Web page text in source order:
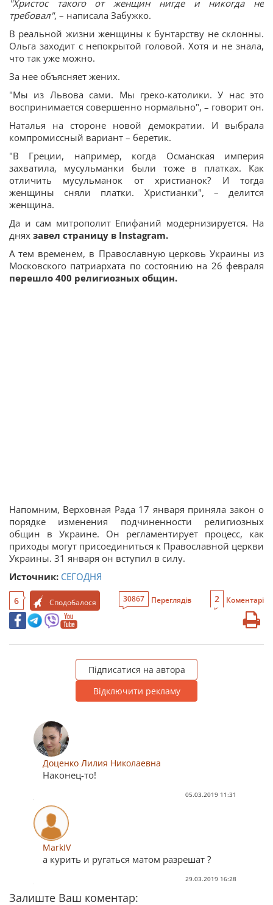
"Христос такого от женщин нигде и никогда не
требовал", – написала Забужко.
В реальной жизни женщины к бунтарству не склонны.
Ольга заходит с непокрытой головой. Хотя и не знала,
что так уже можно.
За нее объясняет жених.
"Мы из Львова сами. Мы греко-католики. У нас это
воспринимается совершенно нормально", – говорит он.
Наталья на стороне новой демократии. И выбрала
компромиссный вариант – беретик.
"В Греции, например, когда Османская империя
захватила, мусульманки были тоже в платках. Как
отличить мусульманок от христианок? И тогда
женщины сняли платки. Христианки", – делится
женщина.
Да и сам митрополит Епифаний модернизируется. На
днях завел страницу в Instagram.
А тем временем, в Православную церковь Украины из
Московского патриархата по состоянию на 26 февраля
перешло 400 религиозных общин.
Напомним, Верховная Рада 17 января приняла закон о
порядке изменения подчиненности религиозных
общин в Украине. Он регламентирует процесс, как
приходы могут присоединиться к Православной церкви
Украины. 31 января он вступил в силу.
Источник: СЕГОДНЯ
6 Сподобалося 30867 Переглядів 2 Коментарі
Підписатися на автора
Відключити рекламу
Доценко Лилия Николаевна
Наконец-то!
05.03.2019 11:31
MarkIV
а курить и ругаться матом разрешат ?
29.03.2019 16:28
Залиште Ваш коментар: